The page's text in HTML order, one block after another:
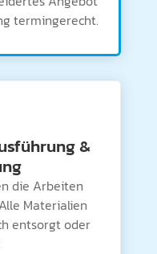
termingerecht.
&
die Arbeiten
Materialien
entsorgt oder